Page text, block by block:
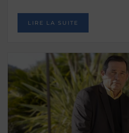
LIRE LA SUITE